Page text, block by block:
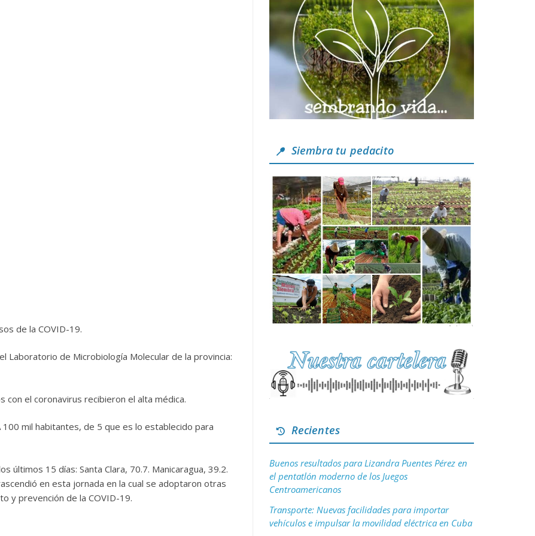
de la COVID-19.
Laboratorio de Microbiología Molecular de la provincia:
con el coronavirus recibieron el alta médica.
100 mil habitantes, de 5 que es lo establecido para
últimos 15 días: Santa Clara, 70.7. Manicaragua, 39.2.
en esta jornada en la cual se adoptaron otras
y prevención de la COVID-19.
Siembra tu pedacito
Recientes
Buenos resultados para Lizandra Puentes Pérez en
el pentatlón moderno de los Juegos
Centroamericanos
Transporte: Nuevas facilidades para importar
vehículos e impulsar la movilidad eléctrica en Cuba